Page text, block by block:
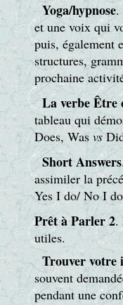
Yoga/hypnose.
et une voix qui
puis, également
structures,
prochaine
La verbe Être
tableau qui
Does, Wasvs
Short Answers
assimiler la
Yes I do/ No I
Prêt à Parler 2.
utiles.
Trouver votre
souvent
pendant une